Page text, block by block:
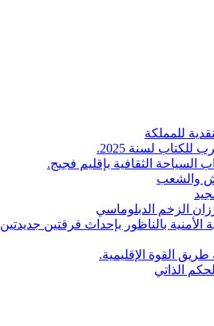
للمملكة
لسنة 2025.
السياحة الثقافية بإقليم فجيج.
والشعب
الأمنية بالناظور بإحداث فرقتين جديدتين
القوة الإقليمية.
الذاتي